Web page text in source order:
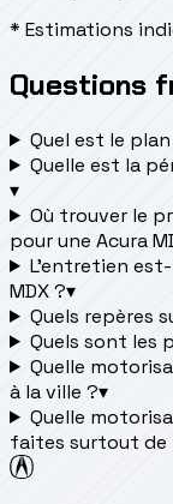
* Estimations
Questions
Quel est le
Quelle est la
▾
Où trouver le
pour une Acura
L'entretien
MDX ?▾
Quels repères
Quels sont les
Quelle
à la ville ?▾
Quelle
faites surtout de